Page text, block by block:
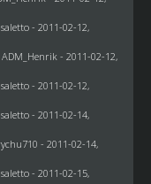
- 2011-02-12,
ADM_Henrik - 2011-02-12,
- 2011-02-12,
- 2011-02-14,
- 2011-02-14,
- 2011-02-15,